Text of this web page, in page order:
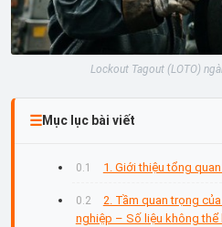
Lockout Tagout (LOTO)
Mục lục bài viết
1. Giới thiệu tổng
2. Tầm quan trọng
nghiệp – Số liệu không thể